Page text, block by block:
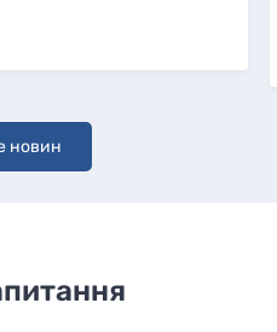
новин